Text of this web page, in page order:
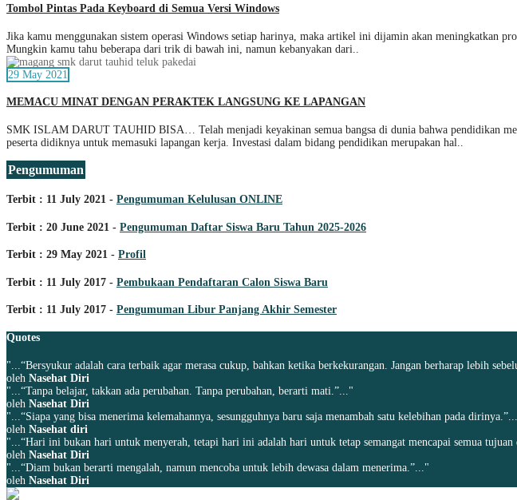
Tombol Pintas Pada Keyboard di Semua Versi Windows
Jika kamu menggunakan sistem operasi Windows setiap harinya, maka artikel ini dijamin akan meningkatkan
Mungkin kamu tahu beberapa dari trik di bawah ini, namun kebanyakan dari..
29 May 2021
MEMACU MINAT DENGAN PERAKTEK LANGSUNG KE LAPANGAN
SMK ISLAM DARUT TAUHID BISA… Telah menjadi keyakinan semua bangsa di dunia bahwa pendidikan
peserta didiknya untuk memasuki lapangan kerja. Investasi dalam bidang pendidikan merupakan hal..
Pengumuman
Terbit : 11 July 2021 - Pengumuman Kelulusan ONLINE
Terbit : 20 June 2021 - Pengumuman Daftar Siswa Baru Tahun 2025-2026
Terbit : 29 May 2021 - Profil
Terbit : 11 July 2017 - Pembukaan Pendaftaran Calon Siswa Baru
Terbit : 11 July 2017 - Pengumuman Libur Panjang Akhir Semester
Quotes
"...“Bersyukur adalah cara terbaik agar merasa cukup, bahkan ketika berkekurangan. Jangan berharap lebih
oleh Nasehat Diri
"...“Tanpa belajar, takkan ada perubahan. Tanpa perubahan, berarti mati.”..."
oleh Nasehat Diri
"...“Siapa yang bisa menerima kelemahannya, sesungguhnya baru saja menambah satu kelebihan pada
oleh Nasehat diri
"...“Hari ini bukan hari untuk menyerah, tetapi hari ini adalah hari untuk tetap semangat mencapai semua
oleh Nasehat Diri
"...“Diam bukan berarti mengalah, namun mencoba untuk lebih dewasa dalam menerima.”..."
oleh Nasehat Diri